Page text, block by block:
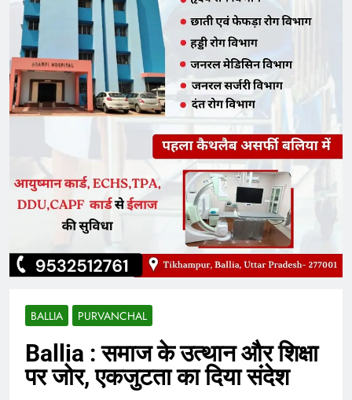
BALLIA PURVANCHAL
Ballia : समाज के उत्थान और शिक्षा
पर जोर, एकजुटता का दिया संदेश